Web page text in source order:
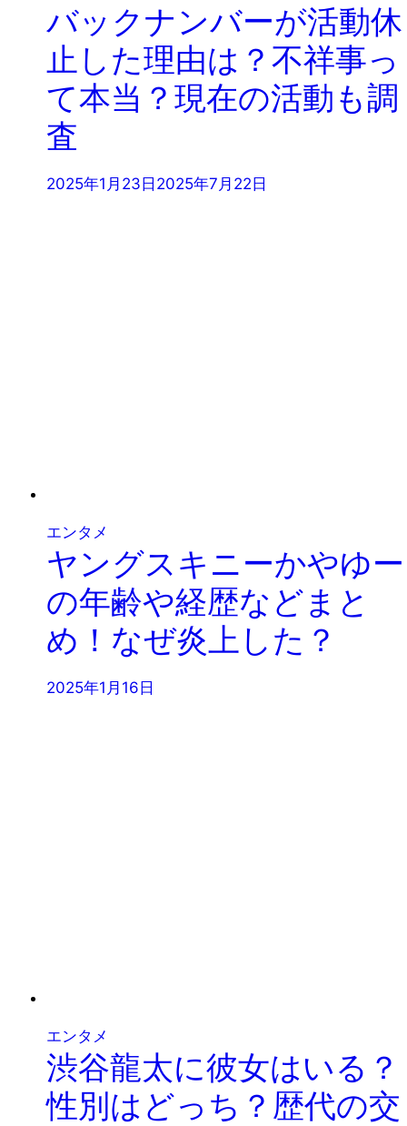
バックナンバーが活動休
止した理由は？不祥事っ
て本当？現在の活動も調
査
2025年1月23日 2025年7月22日
エンタメ
ヤングスキニーかやゆー
の年齢や経歴などまと
め！なぜ炎上した？
2025年1月16日
エンタメ
渋谷龍太に彼女はいる？
性別はどっち？歴代の交